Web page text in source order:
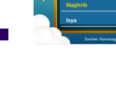
Maghrib
Isya
Sumber: Kemenag